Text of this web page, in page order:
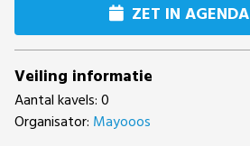
ZET IN AGENDA
Veiling informatie
Aantal kavels: 0
Organisator: Mayooos